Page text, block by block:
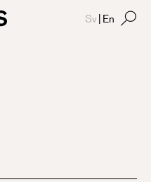
Sv | En